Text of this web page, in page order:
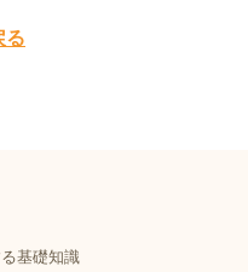
る
基礎知識